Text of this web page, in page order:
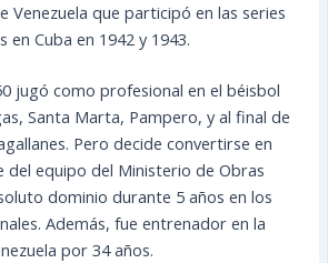
Venezuela que participó en las series
en Cuba en 1942 y 1943.
jugó como profesional en el béisbol
Santa Marta, Pampero, y al final de
Pero decide convertirse en
del equipo del Ministerio de Obras
dominio durante 5 años en los
Además, fue entrenador en la
por 34 años.